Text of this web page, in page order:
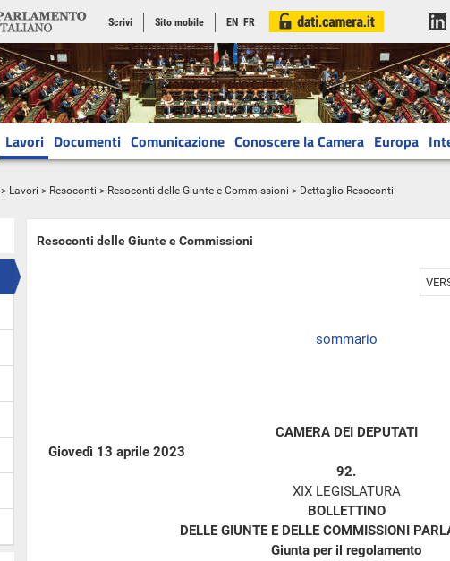
Scrivi Sito mobile EN FR
Lavori Documenti Comunicazione Conoscere la Camera Europa
> Lavori > Resoconti > Resoconti delle Giunte e Commissioni > Dettaglio Resoconti
Resoconti delle Giunte e Commissioni
sommario
CAMERA DEI DEPUTATI
Giovedì 13 aprile 2023
92.
XIX LEGISLATURA
BOLLETTINO
DELLE GIUNTE E DELLE COMMISSIONI
Giunta per il regolamento